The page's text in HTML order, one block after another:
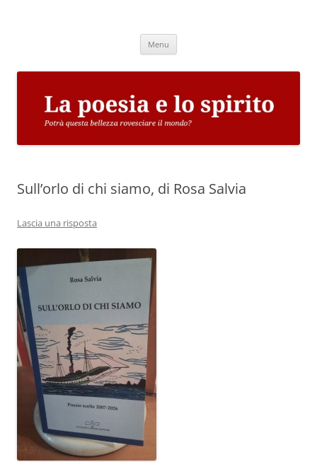
Menu
Sull’orlo di chi siamo, di Rosa Salvia
Lascia una risposta